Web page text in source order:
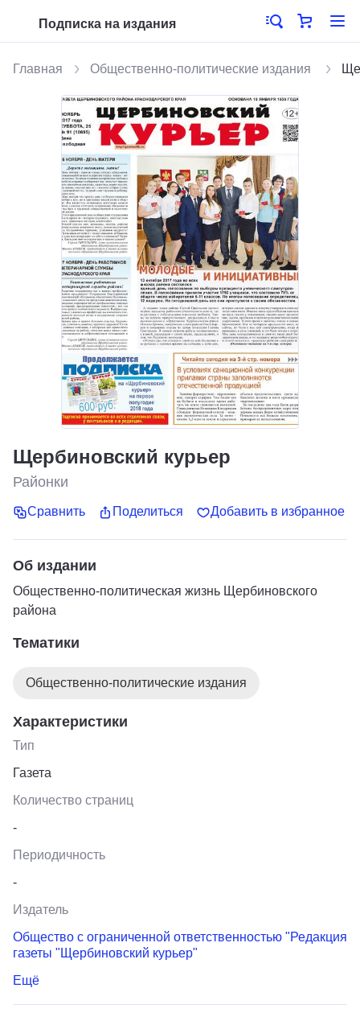
Подписка на издания
Главная Общественно-политические издания
Щербиновский курьер
Районки
Сравнить Поделиться Добавить в избранное
Об издании
Общественно-политическая жизнь Щербиновского
района
Тематики
Общественно-политические издания
Характеристики
Тип
Газета
Количество страниц
-
Периодичность
-
Издатель
Общество с ограниченной ответственностью "Редакция
газеты "Щербиновский курьер"
Ещё